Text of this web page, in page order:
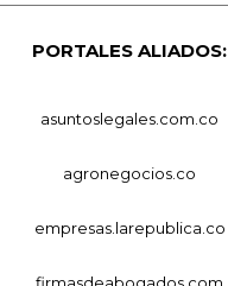
PORTALES ALIADOS:
asuntoslegales.com.co
agronegocios.co
empresas.larepublica.co
firmasdeabogados.com